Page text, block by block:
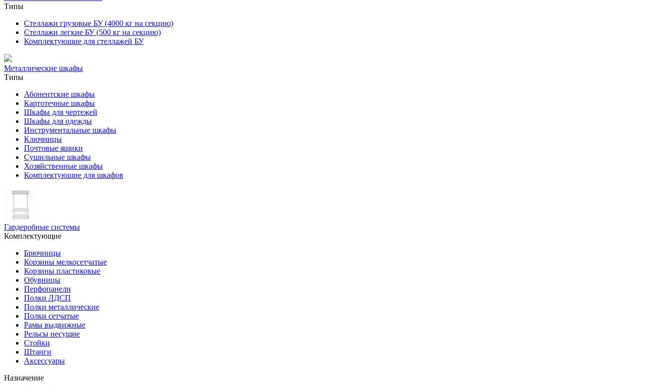
Типы
Стеллажи грузовые БУ (4000 кг на секцию)
Стеллажи легкие БУ (500 кг на секцию)
Комплектующие для стеллажей БУ
Металлические шкафы
Типы
Абонентские шкафы
Картотечные шкафы
Шкафы для чертежей
Шкафы для одежды
Инструментальные шкафы
Ключницы
Почтовые ящики
Сушильные шкафы
Хозяйственные шкафы
Комплектующие для шкафов
Гардеробные системы
Комплектующие
Брючницы
Корзины мелкосетчатые
Корзины пластиковые
Обувницы
Перфопанели
Полки ЛДСП
Полки металлические
Полки сетчатые
Рамы выдвижные
Рельсы несущие
Стойки
Штанги
Аксессуары
Назначение